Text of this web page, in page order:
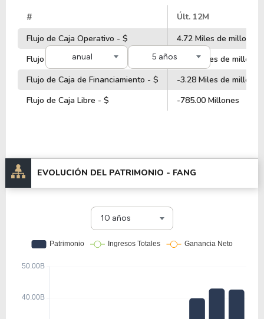
anual 5 años
#
Últ. 12M
Flujo de Caja Operativo - $
4.72 Miles de millones
Flujo de Caja de Inversiones - $
-6.81 Miles de millones
Flujo de Caja de Financiamiento - $
-3.28 Miles de millones
Flujo de Caja Libre - $
-785.00 Millones
EVOLUCIÓN DEL PATRIMONIO - FANG
10 años